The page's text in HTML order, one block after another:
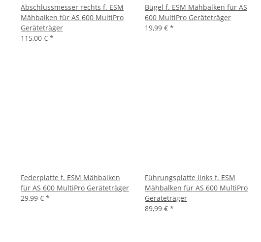
Abschlussmesser rechts f. ESM
Mähbalken für AS 600 MultiPro
Geräteträger
115,00 € *
Bügel f. ESM Mähbalken für AS
600 MultiPro Geräteträger
19,99 € *
Federplatte f. ESM Mähbalken
für AS 600 MultiPro Geräteträger
29,99 € *
Führungsplatte links f. ESM
Mähbalken für AS 600 MultiPro
Geräteträger
89,99 € *